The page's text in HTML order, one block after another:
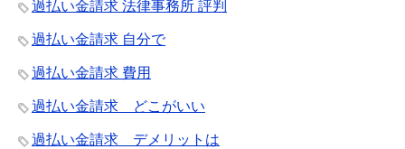
過払い金請求 法律事務所 評判
過払い金請求 自分で
過払い金請求 費用
過払い金請求 どこがいい
過払い金請求 デメリットは